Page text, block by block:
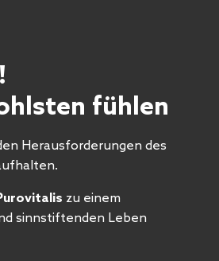
fühlen
Herausforderungen des
zu einem
sinnstiftenden Leben